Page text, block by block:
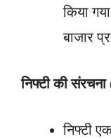
किया
बाजार
निफ्टी की संरचना
निफ्टी